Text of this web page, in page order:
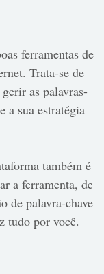
ferramentas de
Trata-se de
as palavras-
a sua estratégia
também é
a ferramenta, de
de palavra-chave
tudo por você.